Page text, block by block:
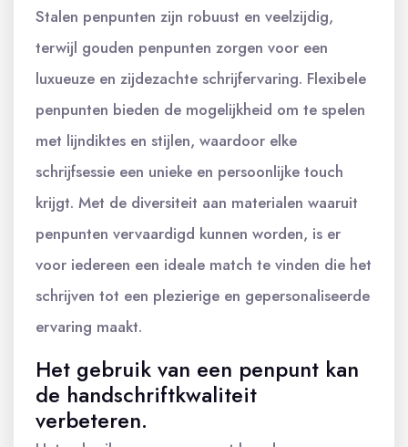
Stalen penpunten zijn robuust en veelzijdig,
terwijl gouden penpunten zorgen voor een
luxueuze en zijdezachte schrijfervaring. Flexibele
penpunten bieden de mogelijkheid om te spelen
met lijndiktes en stijlen, waardoor elke
schrijfsessie een unieke en persoonlijke touch
krijgt. Met de diversiteit aan materialen waaruit
penpunten vervaardigd kunnen worden, is er
voor iedereen een ideale match te vinden die het
schrijven tot een plezierige en gepersonaliseerde
ervaring maakt.
Het gebruik van een penpunt kan
de handschriftkwaliteit
verbeteren.